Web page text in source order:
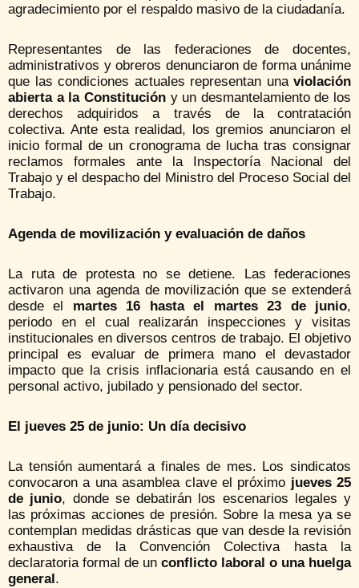
agradecimiento por el respaldo masivo de la ciudadanía.
Representantes de las federaciones de docentes,
administrativos y obreros denunciaron de forma unánime
que las condiciones actuales representan una violación
abierta a la Constitucióny un desmantelamiento de los
derechos adquiridos a través de la contratación
colectiva. Ante esta realidad, los gremios anunciaron el
inicio formal de un cronograma de lucha tras consignar
reclamos formales ante la Inspectoría Nacional del
Trabajo y el despacho del Ministro del Proceso Social del
Trabajo.
Agenda de movilización y evaluación de daños
La ruta de protesta no se detiene. Las federaciones
activaron una agenda de movilización que se extenderá
desde el martes 16 hasta el martes 23 de junio,
periodo en el cual realizarán inspecciones y visitas
institucionales en diversos centros de trabajo. El objetivo
principal es evaluar de primera mano el devastador
impacto que la crisis inflacionaria está causando en el
personal activo, jubilado y pensionado del sector.
El jueves 25 de junio: Un día decisivo
La tensión aumentará a finales de mes. Los sindicatos
convocaron a una asamblea clave el próximo jueves 25
de junio, donde se debatirán los escenarios legales y
las próximas acciones de presión. Sobre la mesa ya se
contemplan medidas drásticas que van desde la revisión
exhaustiva de la Convención Colectiva hasta la
declaratoria formal de un conflicto laboral o una huelga
general.